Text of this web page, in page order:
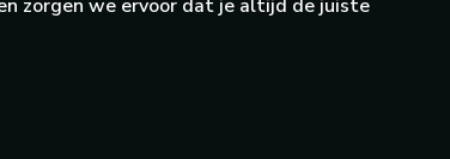
zorgen we ervoor dat je altijd de juiste